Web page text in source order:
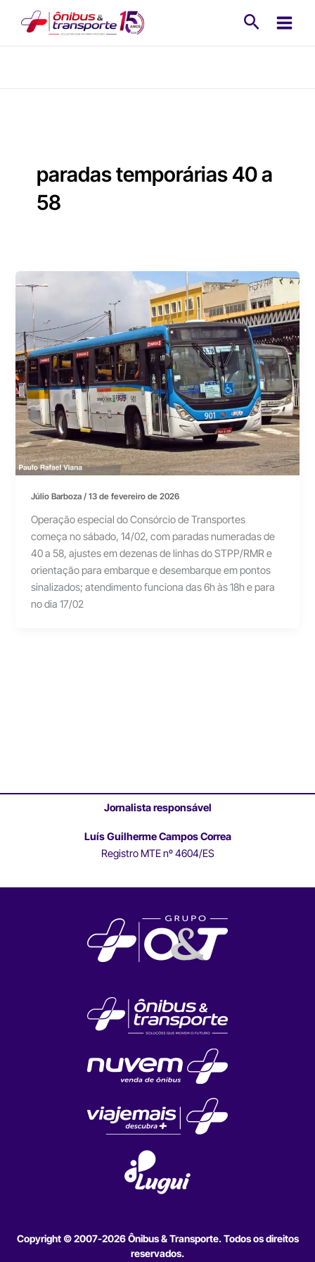
paradas temporárias 40 a
58
Júlio Barboza/13 de fevereiro de 2026
Operação especial do Consórcio de Transportes
começa no sábado, 14/02, com paradas numeradas de
40 a 58, ajustes em dezenas de linhas do STPP/RMR e
orientação para embarque e desembarque em pontos
sinalizados; atendimento funciona das 6h às 18h e para
no dia 17/02
Jornalista responsável
Luís Guilherme Campos Correa
Registro MTE nº 4604/ES
Copyright © 2007-2026 Ônibus & Transporte. Todos os direitos
reservados.